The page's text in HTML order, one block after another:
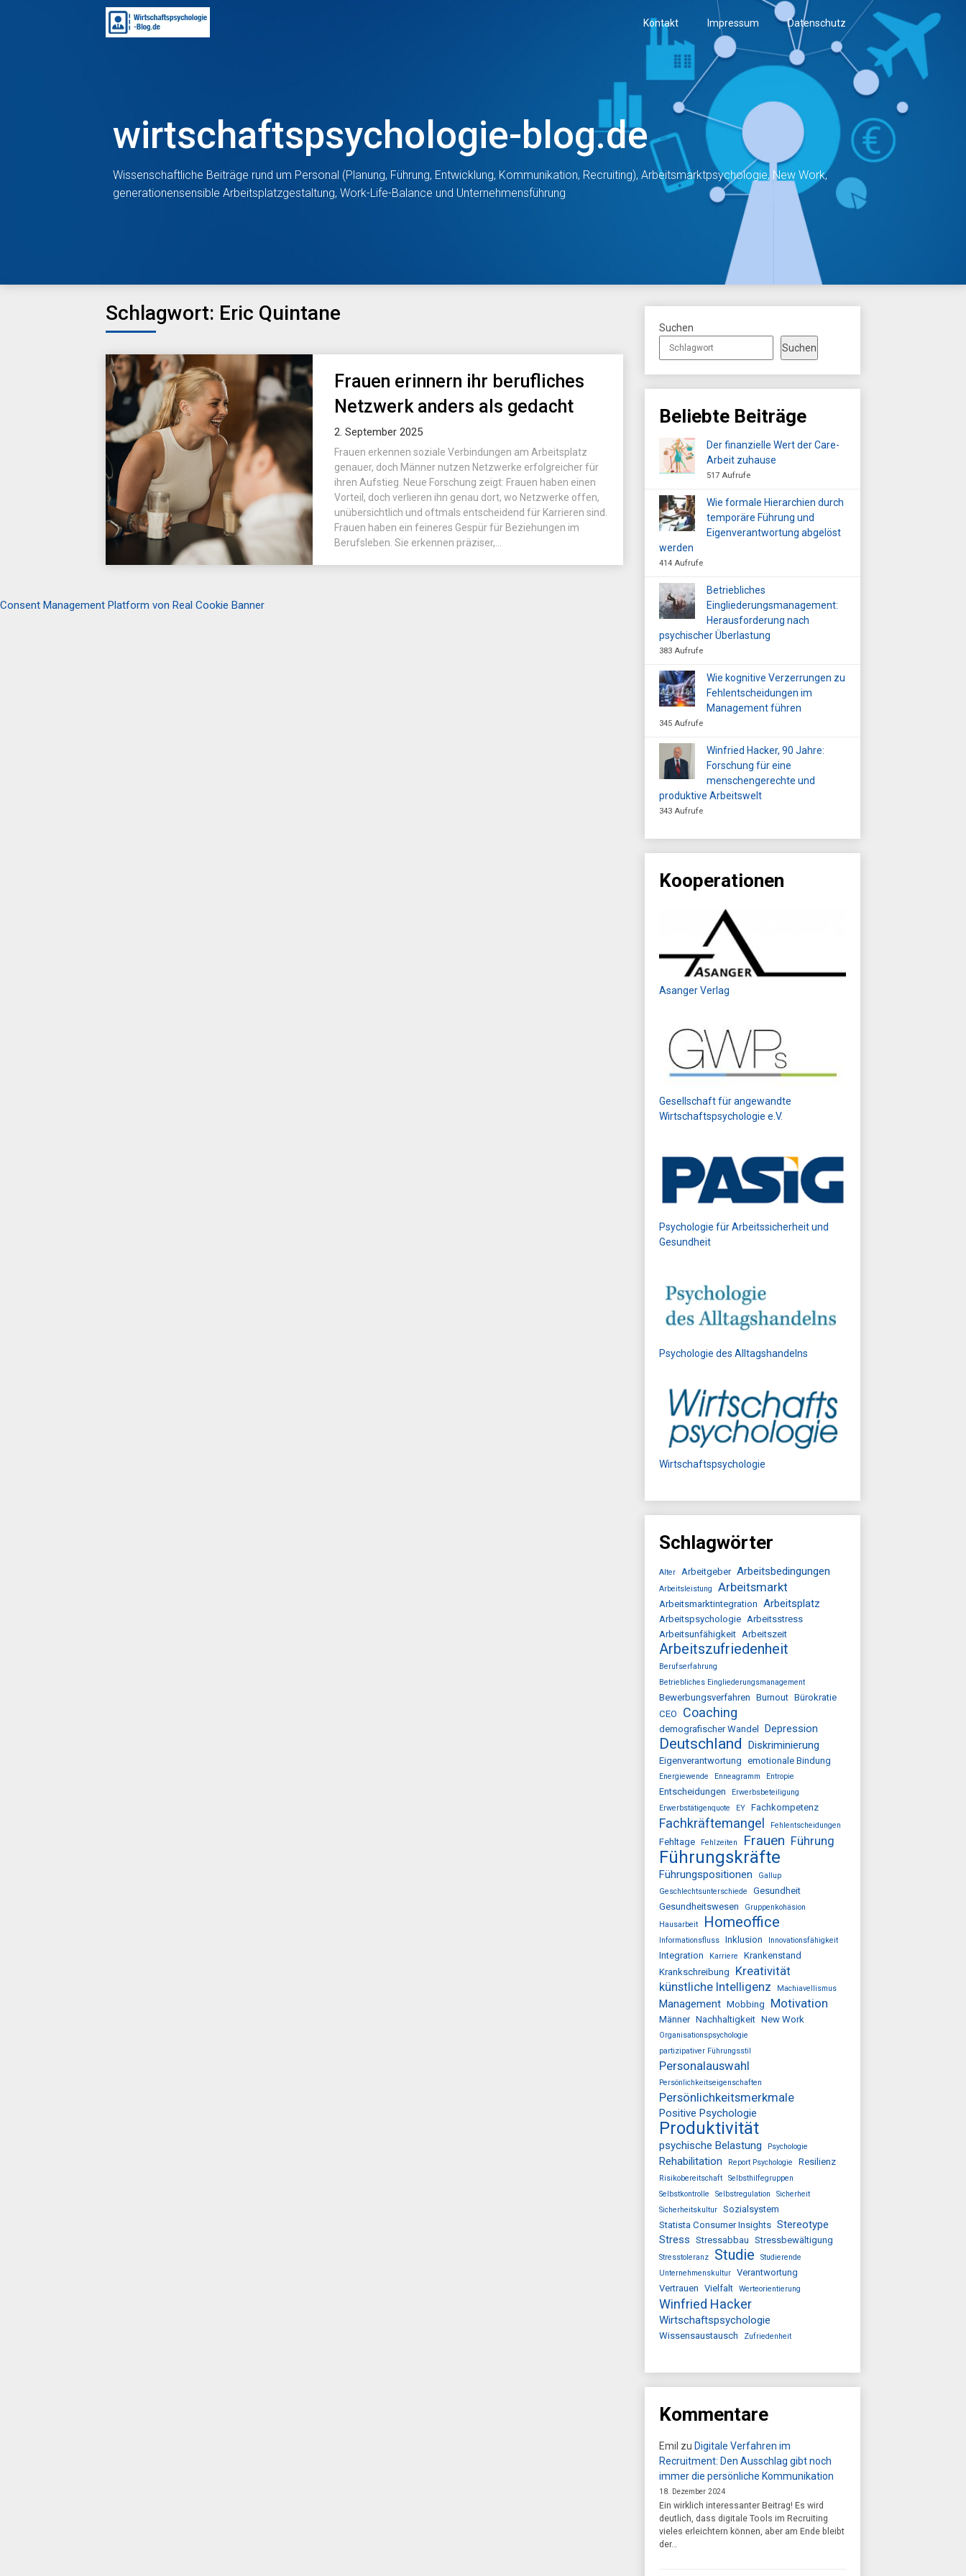
Kontakt Impressum Datenschutz
wirtschaftspsychologie-blog.de
Wissenschaftliche Beiträge rund um Personal (Planung, Führung, Entwicklung, Kommunikation, Recruiting), Arbeitsmarktpsychologie, New Work,
generationensensible Arbeitsplatzgestaltung, Work-Life-Balance und Unternehmensführung
Schlagwort: Eric Quintane
Frauen erinnern ihr berufliches
Netzwerk anders als gedacht
2. September 2025
Frauen erkennen soziale Verbindungen am Arbeitsplatz
genauer, doch Männer nutzen Netzwerke erfolgreicher für
ihren Aufstieg. Neue Forschung zeigt: Frauen haben einen
Vorteil, doch verlieren ihn genau dort, wo Netzwerke offen,
unübersichtlich und oftmals entscheidend für Karrieren sind.
Frauen haben ein feineres Gespür für Beziehungen im
Berufsleben. Sie erkennen präziser,...
Suchen
Suchen
Beliebte Beiträge
Der finanzielle Wert der Care-
Arbeit zuhause
517 Aufrufe
Wie formale Hierarchien durch
temporäre Führung und
Eigenverantwortung abgelöst
werden
414 Aufrufe
Betriebliches
Eingliederungsmanagement:
Herausforderung nach
psychischer Überlastung
383 Aufrufe
Wie kognitive Verzerrungen zu
Fehlentscheidungen im
Management führen
345 Aufrufe
Winfried Hacker, 90 Jahre:
Forschung für eine
menschengerechte und
produktive Arbeitswelt
343 Aufrufe
Kooperationen
Asanger Verlag
Gesellschaft für angewandte
Wirtschaftspsychologie e.V.
Psychologie für Arbeitssicherheit und
Gesundheit
Psychologie des Alltagshandelns
Wirtschaftspsychologie
Schlagwörter
Alter Arbeitgeber Arbeitsbedingungen
Arbeitsleistung Arbeitsmarkt
Arbeitsmarktintegration Arbeitsplatz
Arbeitspsychologie Arbeitsstress
Arbeitsunfähigkeit Arbeitszeit
Arbeitszufriedenheit
Berufserfahrung
Betriebliches Eingliederungsmanagement
Bewerbungsverfahren Burnout Bürokratie
CEO
Coaching
demografischer Wandel Depression
Deutschland Diskriminierung
Eigenverantwortung emotionale Bindung
Energiewende Enneagramm Entropie
Entscheidungen
Erwerbsbeteiligung
Erwerbstätigenquote
EY Fachkompetenz
Fachkräftemangel Fehlentscheidungen
Fehltage Fehlzeiten Frauen Führung
Führungskräfte
Führungspositionen
Gallup
Geschlechtsunterschiede
Gesundheit
Gesundheitswesen
Gruppenkohäsion
Hausarbeit
Homeoffice
Informationsfluss Inklusion Innovationsfähigkeit
Integration Karriere
Krankenstand
Krankschreibung
Kreativität
künstliche Intelligenz
Machiavellismus
Management Mobbing Motivation
Männer Nachhaltigkeit New Work
Organisationspsychologie
partizipativer Führungsstil
Personalauswahl
Persönlichkeitseigenschaften
Persönlichkeitsmerkmale
Positive Psychologie
Produktivität
psychische Belastung Psychologie
Rehabilitation Report Psychologie Resilienz
Risikobereitschaft
Selbsthilfegruppen
Selbstkontrolle
Selbstregulation
Sicherheit
Sicherheitskultur
Sozialsystem
Statista Consumer Insights Stereotype
Stress Stressabbau Stressbewältigung
Stresstoleranz Studie
Studierende
Unternehmenskultur
Verantwortung
Vertrauen Vielfalt Werteorientierung
Winfried Hacker
Wirtschaftspsychologie
Wissensaustausch Zufriedenheit
Kommentare
Emil zu Digitale Verfahren im
Recruitment: Den Ausschlag gibt noch
immer die persönliche Kommunikation
18. Dezember 2024
Ein wirklich interessanter Beitrag! Es wird
deutlich, dass digitale Tools im Recruiting
vieles erleichtern können, aber am Ende bleibt
der…
Consent Management Platform von Real Cookie Banner